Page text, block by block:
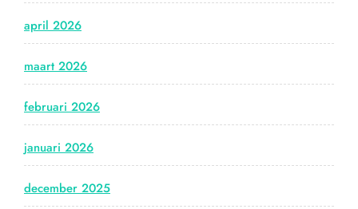
april 2026
maart 2026
februari 2026
januari 2026
december 2025